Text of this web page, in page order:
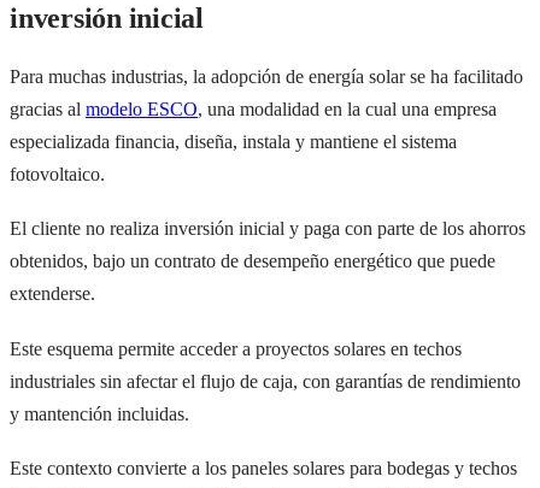
inversión inicial
Para muchas industrias, la adopción de energía solar se ha facilitado
gracias al modelo ESCO, una modalidad en la cual una empresa
especializada financia, diseña, instala y mantiene el sistema
fotovoltaico.
El cliente no realiza inversión inicial y paga con parte de los ahorros
obtenidos, bajo un contrato de desempeño energético que puede
extenderse.
Este esquema permite acceder a proyectos solares en techos
industriales sin afectar el flujo de caja, con garantías de rendimiento
y mantención incluidas.
Este contexto convierte a los paneles solares para bodegas y techos